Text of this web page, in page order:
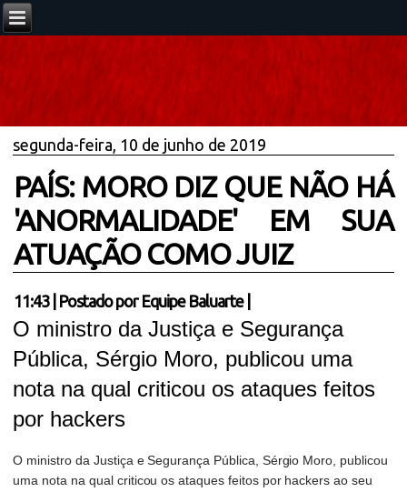
segunda-feira, 10 de junho de 2019
PAÍS: MORO DIZ QUE NÃO HÁ
'ANORMALIDADE' EM SUA
ATUAÇÃO COMO JUIZ
11:43| Postado por Equipe Baluarte
O ministro da Justiça e Segurança
Pública, Sérgio Moro, publicou uma
nota na qual criticou os ataques feitos
por hackers
O ministro da Justiça e Segurança Pública, Sérgio Moro, publicou
uma nota na qual criticou os ataques feitos por hackers ao seu